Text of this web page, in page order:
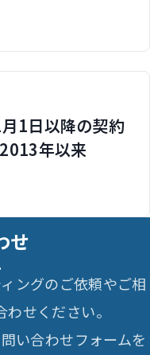
1日以降の契約
年以来
せ
ングのご依頼やご相
せください。
い合わせフォームを